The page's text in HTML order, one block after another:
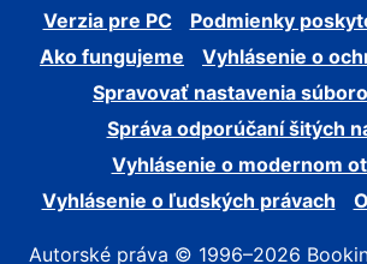
Verzia pre PC
Podmienky
Ako fungujeme
Vyhlásenie o
Spravovať nastavenia
Správa odporúčaní šitých
Vyhlásenie o modernom
Vyhlásenie o ľudských právach
Autorské práva © 1996–2026